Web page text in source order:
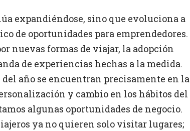
expandiéndose, sino que evoluciona a
de oportunidades para emprendedores.
nuevas formas de viajar, la adopción
de experiencias hechas a la medida.
año se encuentran precisamente en la
y cambio en los hábitos del
algunas oportunidades de negocio.
ya no quieren solo visitar lugares;